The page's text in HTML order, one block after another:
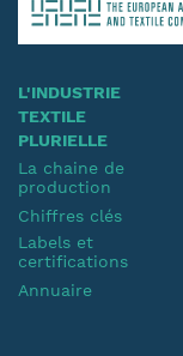
L'INDUSTRIE
TEXTILE
PLURIELLE
La chaine de
production
Chiffres clés
Labels et
certifications
Annuaire